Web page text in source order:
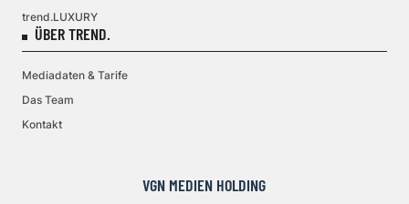
trend.LUXURY
ÜBER TREND.
Mediadaten & Tarife
Das Team
Kontakt
VGN MEDIEN HOLDING